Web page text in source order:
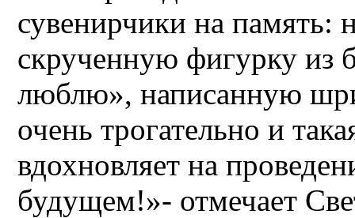
сувенирчики на память:
скрученную фигурку из
люблю», написанную
очень трогательно и
вдохновляет на
будущем!»- отмечает